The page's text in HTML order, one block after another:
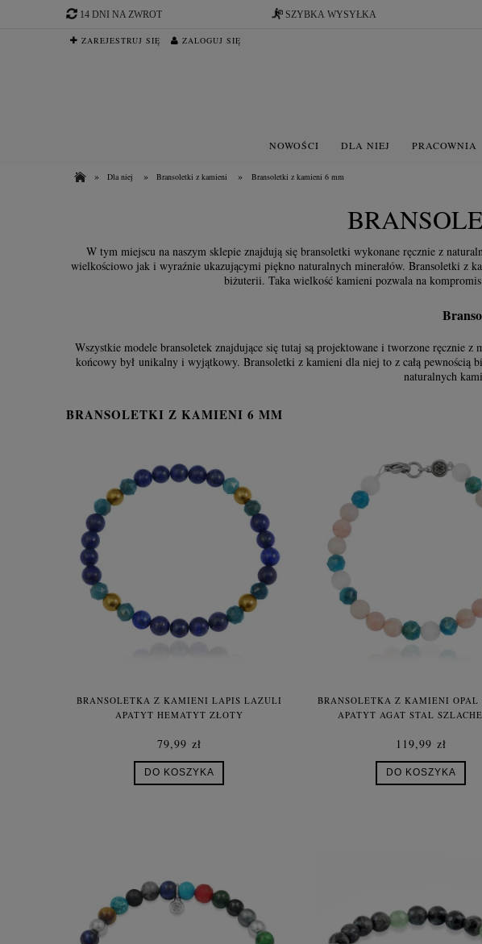
14 DNI NA ZWROT SZYBKA WYSYŁKA
ZAREJESTRUJ SIĘ ZALOGUJ SIĘ
NOWOŚCI DLA NIEJ PRACOWNIA
» Dla niej » Bransoletki z kamieni » Bransoletki z kamieni 6 mm
W tym miejscu na naszym sklepie znajdują się bransoletki wykonane ręcznie z
wielkościowo jak i wyraźnie ukazującymi piękno naturalnych minerałów. Bransoletki z
biżuterii. Taka wielkość kamieni pozwala na
Wszystkie modele bransoletek znajdujące się tutaj są projektowane i tworzone ręcznie
końcowy był unikalny i wyjątkowy. Bransoletki z kamieni dla niej to z całą pewnością
naturalnych
BRANSOLETKI Z KAMIENI 6 MM
BRANSOLETKA Z KAMIENI LAPIS LAZULI
APATYT HEMATYT ZŁOTY
79,99 zł
DO KOSZYKA
BRANSOLETKA Z KAMIENI OPAL
APATYT AGAT STAL
119,99 zł
DO KOSZYKA